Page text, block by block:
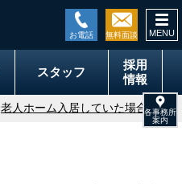
スタッフ
採用
情報
老人ホーム入居していた場合の小